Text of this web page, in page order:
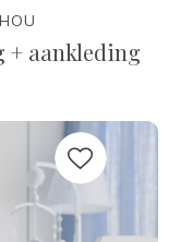
+ aankleding